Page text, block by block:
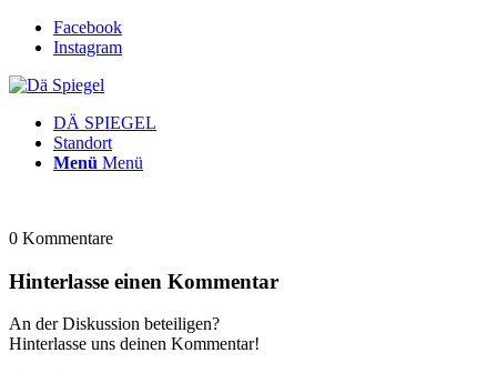
Facebook
Instagram
DÄ SPIEGEL
Standort
Menü Menü
0 Kommentare
Hinterlasse einen Kommentar
An der Diskussion beteiligen?
Hinterlasse uns deinen Kommentar!